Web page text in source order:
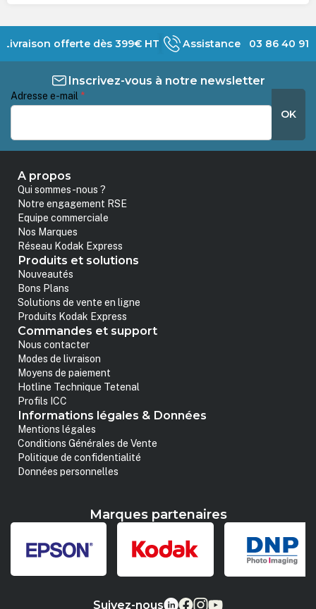
Livraison offerte dès 399€ HT Assistance 03 86 40 91
Inscrivez-vous à notre newsletter
Adresse e-mail *
OK
A propos
Qui sommes-nous ?
Notre engagement RSE
Equipe commerciale
Nos Marques
Réseau Kodak Express
Produits et solutions
Nouveautés
Bons Plans
Solutions de vente en ligne
Produits Kodak Express
Commandes et support
Nous contacter
Modes de livraison
Moyens de paiement
Hotline Technique Tetenal
Profils ICC
Informations légales & Données
Mentions légales
Conditions Générales de Vente
Politique de confidentialité
Données personnelles
Marques partenaires
Suivez-nous